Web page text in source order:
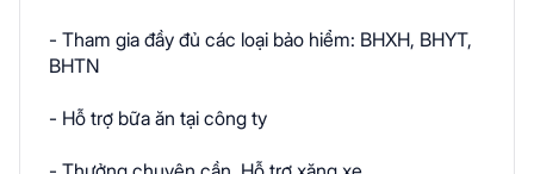
- Tham gia đầy đủ các loại bảo hiểm: BHXH, BHYT,
BHTN
- Hỗ trợ bữa ăn tại công ty